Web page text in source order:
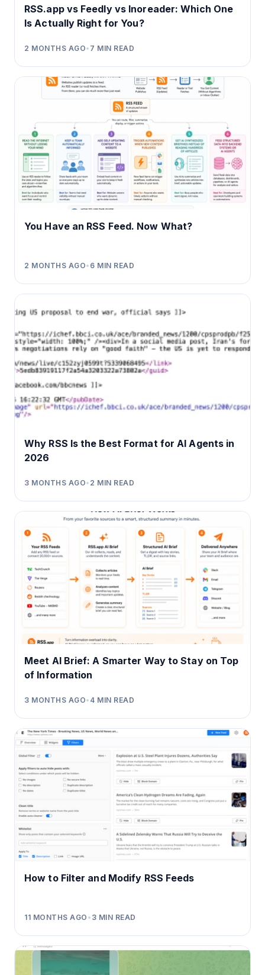
RSS.app vs Feedly vs Inoreader: Which One
Is Actually Right for You?
2 MONTHS AGO• 7 MIN READ
You Have an RSS Feed. Now What?
2 MONTHS AGO• 6 MIN READ
Why RSS Is the Best Format for AI Agents in
2026
3 MONTHS AGO• 2 MIN READ
Meet AI Brief: A Smarter Way to Stay on Top
of Information
3 MONTHS AGO• 4 MIN READ
How to Filter and Modify RSS Feeds
11 MONTHS AGO • 3 MIN READ